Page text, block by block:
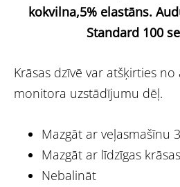
kokvilna,5% elastāns.
Standard 100
Krāsas dzīvē var atšķirties
monitora uzstādījumu dēļ.
Mazgāt ar veļasmašīnu
Mazgāt ar līdzīgas
Nebalināt